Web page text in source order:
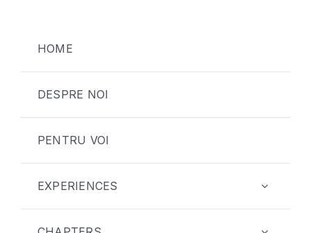
HOME
DESPRE NOI
PENTRU VOI
EXPERIENCES